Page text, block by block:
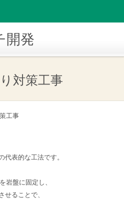
開発
対策工事
工事
代表的な工法です。
岩盤に固定し、
せることで、